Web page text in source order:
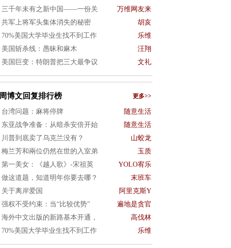
三千年未有之新中国——一份关 万维网友来
共军上将军头集体消失的秘密 胡亥
70%美国大学毕业生找不到工作 乐维
美国斩杀线：愚昧和麻木 汪翔
美国巨变：特朗普把三大最争议 文礼
博文回复排行榜 更多>>
台湾问题：麻将停牌 随意生活
东亚战争准备：从暗杀安倍开始 随意生活
川普到底卖了乌克兰没有？ 山蛟龙
梅兰芳和兩位仍然在世的入室弟 玉质
第一美女：《越人歌》-宋祖英 YOLO宥乐
做这道题，知道明年你要去哪？ 末班车
关于离岸爱国 阿里克斯Y
强权不受约束：当“比较优势” 遍地是贪官
海外中文出版的新路基本开通， 高伐林
70%美国大学毕业生找不到工作 乐维